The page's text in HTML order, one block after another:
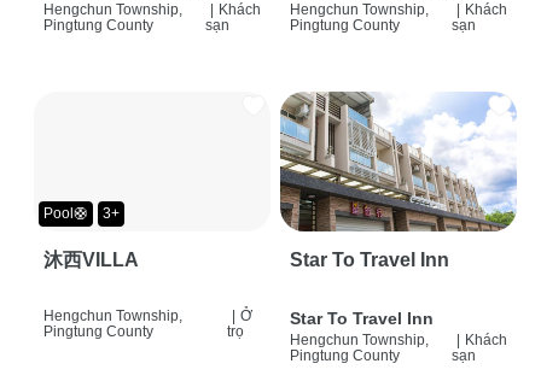
Hengchun Township,
Pingtung County
Khách
sạn
Hengchun Township,
Pingtung County
Khách
sạn
Pool🛟 3+
沐西VILLA
Hengchun Township,
Pingtung County
Ở
trọ
Star To Travel Inn
Star To Travel Inn
Hengchun Township,
Pingtung County
Khách
sạn